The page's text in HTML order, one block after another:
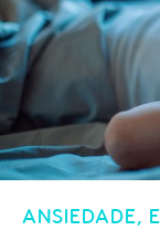
ANSIEDADE,